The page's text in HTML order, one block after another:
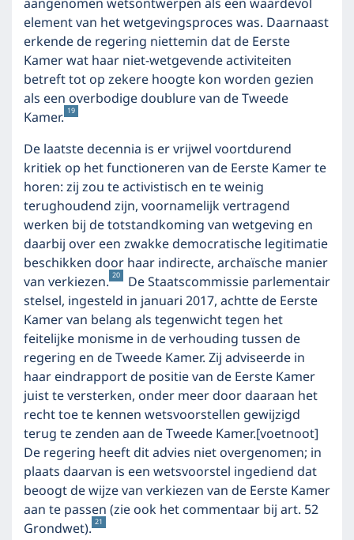
element van het wetgevingsproces was. Daarnaast
erkende de regering niettemin dat de Eerste
Kamer wat haar niet-wetgevende activiteiten
betreft tot op zekere hoogte kon worden gezien
als een overbodige doublure van de Tweede
Kamer. 19
De laatste decennia is er vrijwel voortdurend
kritiek op het functioneren van de Eerste Kamer te
horen: zij zou te activistisch en te weinig
terughoudend zijn, voornamelijk vertragend
werken bij de totstandkoming van wetgeving en
daarbij over een zwakke democratische legitimatie
beschikken door haar indirecte, archaïsche manier
van verkiezen. 20
De Staatscommissie parlementair
stelsel, ingesteld in januari 2017, achtte de Eerste
Kamer van belang als tegenwicht tegen het
feitelijke monisme in de verhouding tussen de
regering en de Tweede Kamer. Zij adviseerde in
haar eindrapport de positie van de Eerste Kamer
juist te versterken, onder meer door daaraan het
recht toe te kennen wetsvoorstellen gewijzigd
terug te zenden aan de Tweede Kamer.[voetnoot]
De regering heeft dit advies niet overgenomen; in
plaats daarvan is een wetsvoorstel ingediend dat
beoogt de wijze van verkiezen van de Eerste Kamer
aan te passen (zie ook het commentaar bij art. 52
Grondwet). 21